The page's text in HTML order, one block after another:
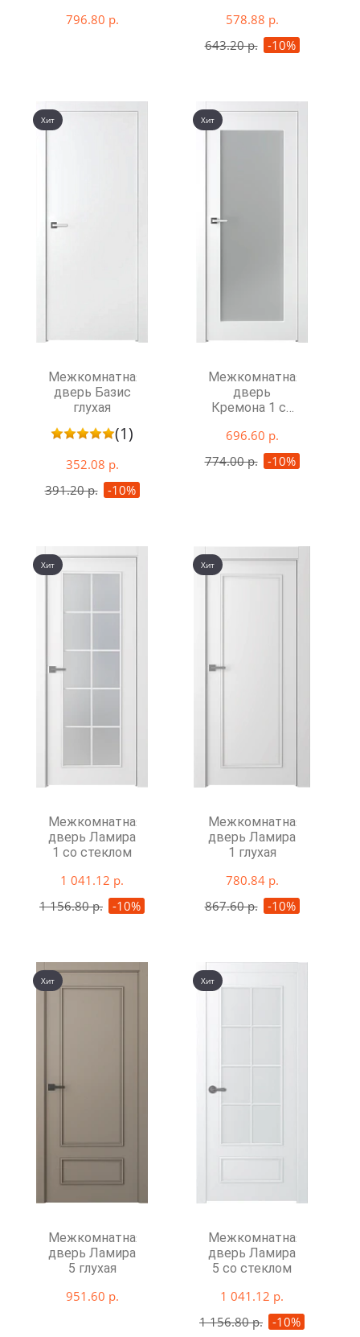
796.80 р.
578.88 р.
643.20 р.
-10%
Хит
Межкомнатная
дверь Базис
глухая
(1)
352.08 р.
391.20 р.
-10%
Хит
Межкомнатная
дверь
Кремона 1 со
696.60 р.
774.00 р.
-10%
Хит
Межкомнатная
дверь Ламира
1 со стеклом
1 041.12 р.
1 156.80 р. -10%
Хит
Межкомнатная
дверь Ламира
1 глухая
780.84 р.
867.60 р.
-10%
Хит
Межкомнатная
дверь Ламира
5 глухая
951.60 р.
Хит
Межкомнатная
дверь Ламира
5 со стеклом
1 041.12 р.
1 156.80 р. -10%